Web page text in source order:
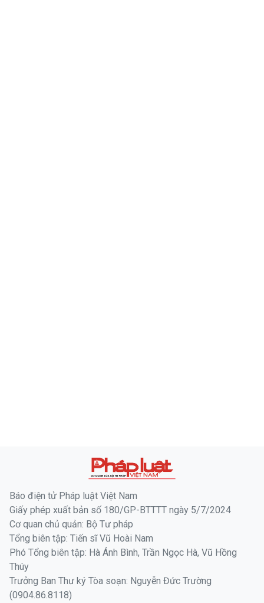
Báo điện tử Pháp luật Việt Nam
Giấy phép xuất bản số 180/GP-BTTTT ngày 5/7/2024
Cơ quan chủ quản: Bộ Tư pháp
Tổng biên tập: Tiến sĩ Vũ Hoài Nam
Phó Tổng biên tập: Hà Ánh Bình, Trần Ngọc Hà, Vũ Hồng
Thúy
Trưởng Ban Thư ký Tòa soạn: Nguyễn Đức Trường
(0904.86.8118)